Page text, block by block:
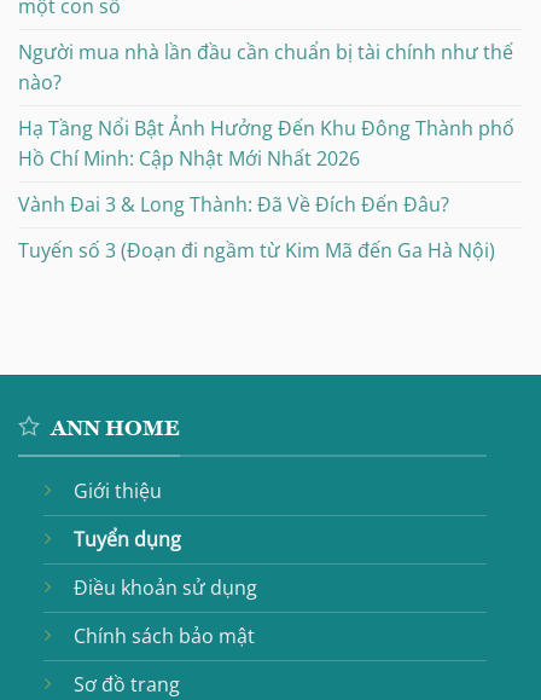
một con số
Người mua nhà lần đầu cần chuẩn bị tài chính như thế
nào?
Hạ Tầng Nổi Bật Ảnh Hưởng Đến Khu Đông Thành phố
Hồ Chí Minh: Cập Nhật Mới Nhất 2026
Vành Đai 3 & Long Thành: Đã Về Đích Đến Đâu?
Tuyến số 3 (Đoạn đi ngầm từ Kim Mã đến Ga Hà Nội)
ANN HOME
Giới thiệu
Tuyển dụng
Điều khoản sử dụng
Chính sách bảo mật
Sơ đồ trang